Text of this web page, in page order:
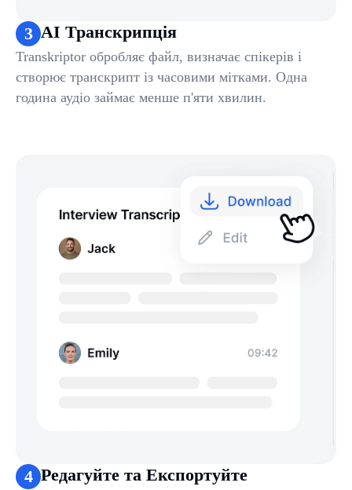
3 AI Транскрипція
Transkriptor обробляє файл, визначає спікерів і
створює транскрипт із часовими мітками. Одна
година аудіо займає менше п'яти хвилин.
4 Редагуйте та Експортуйте